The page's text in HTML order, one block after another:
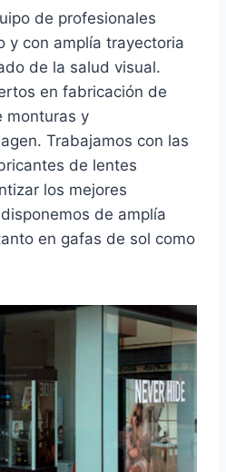
de profesionales
y con amplía trayectoria
de la salud visual.
en fabricación de
monturas y
Trabajamos con las
de lentes
los mejores
de amplía
en gafas de sol como